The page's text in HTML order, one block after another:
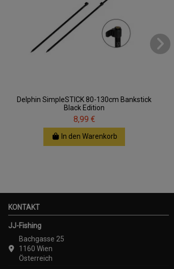
Delphin SimpleSTICK 80-130cm Bankstick
Black Edition
8,99 €
In den Warenkorb
KONTAKT
JJ-Fishing
Bachgasse 25
1160 Wien
Österreich